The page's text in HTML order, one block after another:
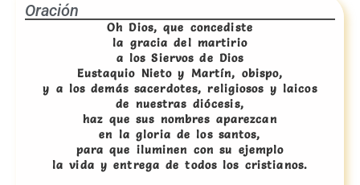
Oración
Oh Dios, que concediste
la gracia del martirio
a los Siervos de Dios
Eustaquio Nieto y Martín, obispo,
y a los demás sacerdotes, religiosos y laicos
de nuestras diócesis,
haz que sus nombres aparezcan
en la gloria de los santos,
para que iluminen con su ejemplo
la vida y entrega de todos los cristianos.